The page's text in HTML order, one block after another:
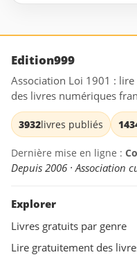
Edition999
Association Loi 1901 :
des livres numériques
3932livres publiés
Dernière mise en ligne :
Depuis 2006 ·
Explorer
Livres gratuits par genre
Lire gratuitement des